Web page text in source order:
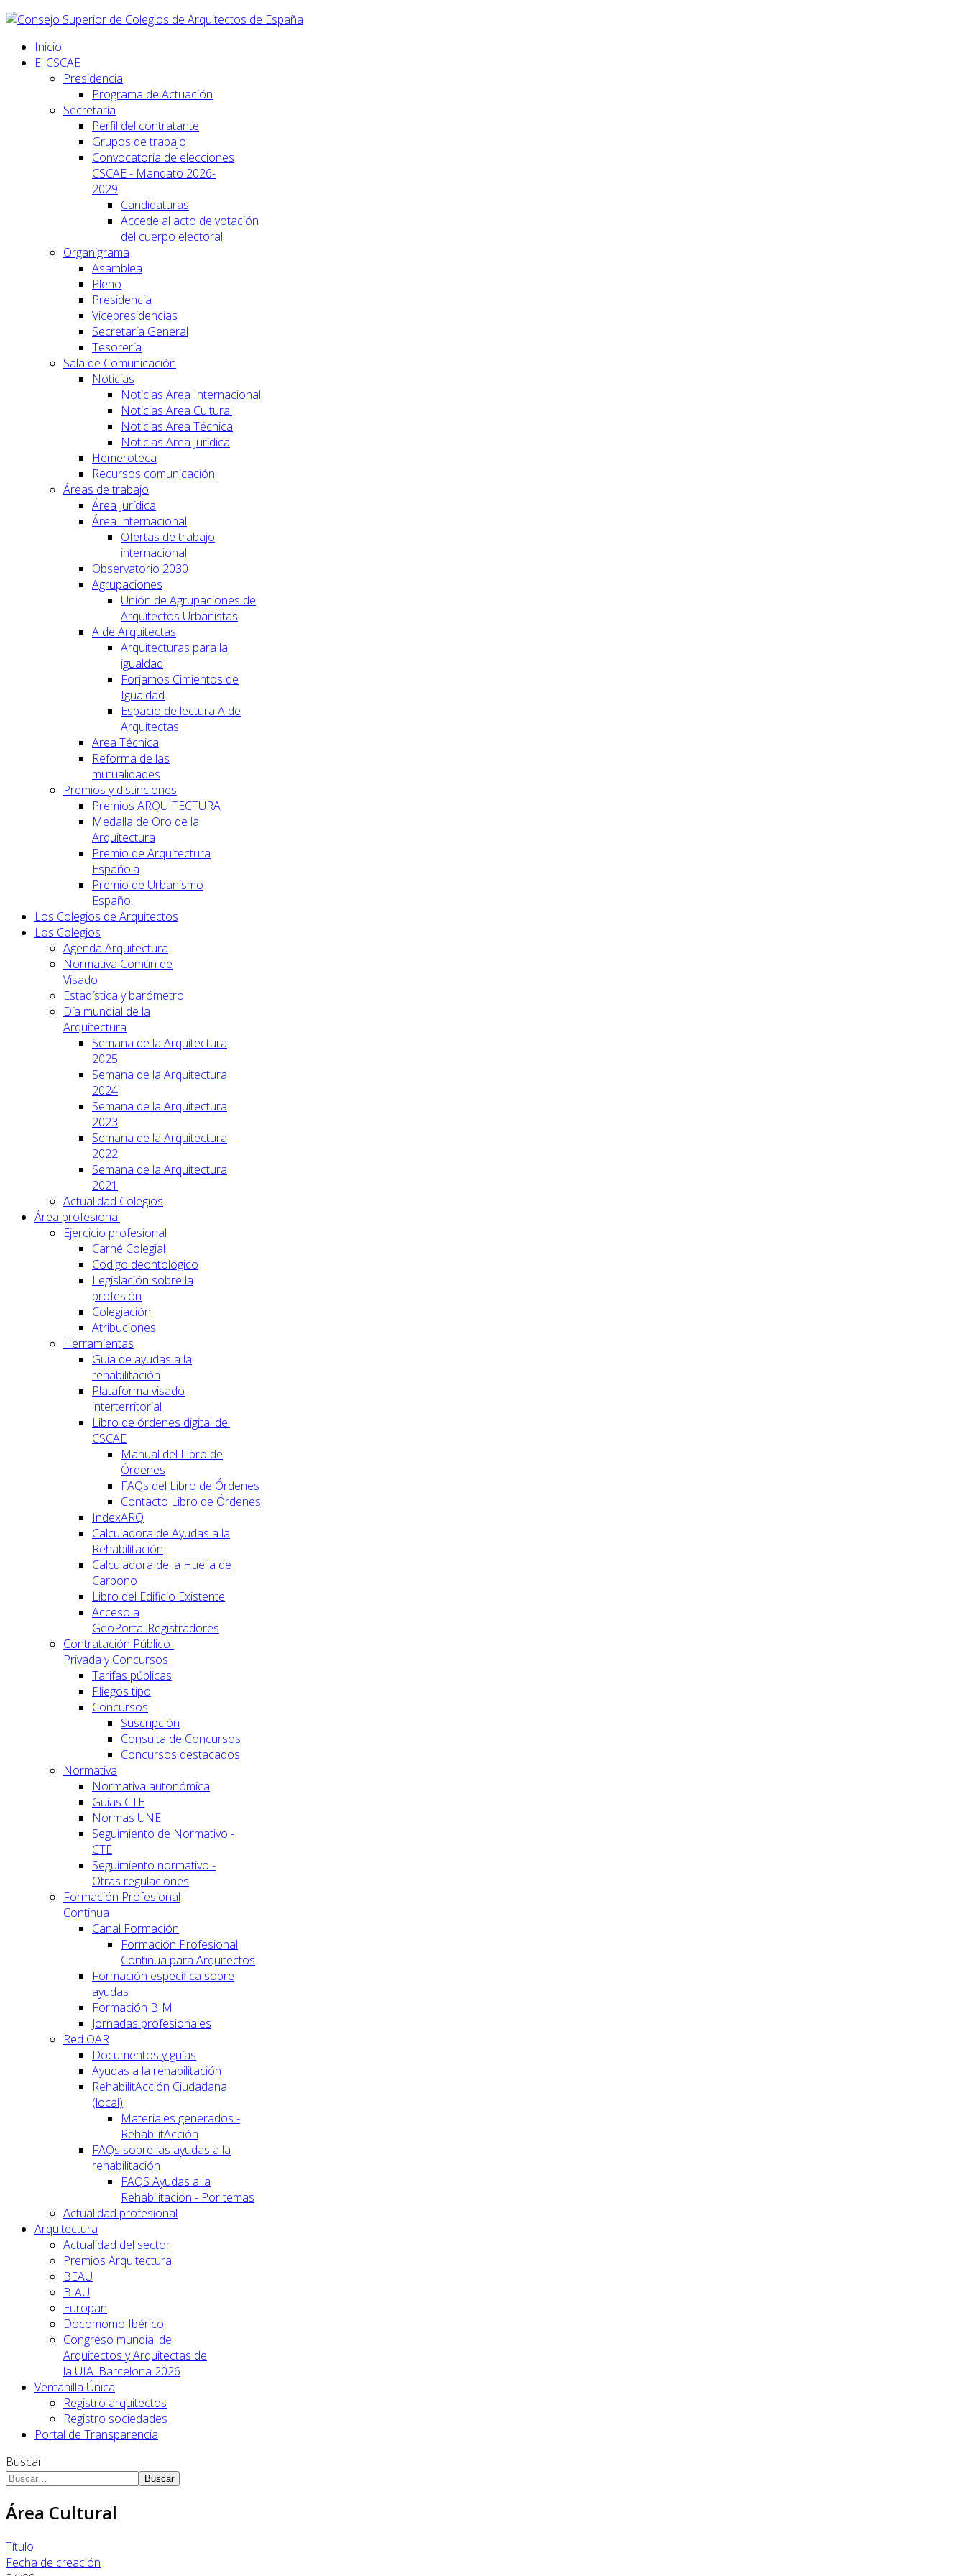
Inicio
El CSCAE
Presidencia
Programa de Actuación
Secretaría
Perfil del contratante
Grupos de trabajo
Convocatoria de elecciones
CSCAE - Mandato 2026-
2029
Candidaturas
Accede al acto de votación
del cuerpo electoral
Organigrama
Asamblea
Pleno
Presidencia
Vicepresidencias
Secretaría General
Tesorería
Sala de Comunicación
Noticias
Noticias Area Internacional
Noticias Area Cultural
Noticias Area Técnica
Noticias Area Jurídica
Hemeroteca
Recursos comunicación
Áreas de trabajo
Área Jurídica
Área Internacional
Ofertas de trabajo
internacional
Observatorio 2030
Agrupaciones
Unión de Agrupaciones de
Arquitectos Urbanistas
A de Arquitectas
Arquitecturas para la
igualdad
Forjamos Cimientos de
Igualdad
Espacio de lectura A de
Arquitectas
Area Técnica
Reforma de las
mutualidades
Premios y distinciones
Premios ARQUITECTURA
Medalla de Oro de la
Arquitectura
Premio de Arquitectura
Española
Premio de Urbanismo
Español
Los Colegios de Arquitectos
Los Colegios
Agenda Arquitectura
Normativa Común de
Visado
Estadística y barómetro
Día mundial de la
Arquitectura
Semana de la Arquitectura
2025
Semana de la Arquitectura
2024
Semana de la Arquitectura
2023
Semana de la Arquitectura
2022
Semana de la Arquitectura
2021
Actualidad Colegios
Área profesional
Ejercicio profesional
Carné Colegial
Código deontológico
Legislación sobre la
profesión
Colegiación
Atribuciones
Herramientas
Guía de ayudas a la
rehabilitación
Plataforma visado
interterritorial
Libro de órdenes digital del
CSCAE
Manual del Libro de
Órdenes
FAQs del Libro de Órdenes
Contacto Libro de Órdenes
IndexARQ
Calculadora de Ayudas a la
Rehabilitación
Calculadora de la Huella de
Carbono
Libro del Edificio Existente
Acceso a
GeoPortal.Registradores
Contratación Público-
Privada y Concursos
Tarifas públicas
Pliegos tipo
Concursos
Suscripción
Consulta de Concursos
Concursos destacados
Normativa
Normativa autonómica
Guías CTE
Normas UNE
Seguimiento de Normativo -
CTE
Seguimiento normativo -
Otras regulaciones
Formación Profesional
Continua
Canal Formación
Formación Profesional
Continua para Arquitectos
Formación específica sobre
ayudas
Formación BIM
Jornadas profesionales
Red OAR
Documentos y guías
Ayudas a la rehabilitación
RehabilitAcción Ciudadana
(local)
Materiales generados -
RehabilitAcción
FAQs sobre las ayudas a la
rehabilitación
FAQS Ayudas a la
Rehabilitación - Por temas
Actualidad profesional
Arquitectura
Actualidad del sector
Premios Arquitectura
BEAU
BIAU
Europan
Docomomo Ibérico
Congreso mundial de
Arquitectos y Arquitectas de
la UIA. Barcelona 2026
Ventanilla Única
Registro arquitectos
Registro sociedades
Portal de Transparencia
Buscar
Buscar
Área Cultural
Título
Fecha de creación